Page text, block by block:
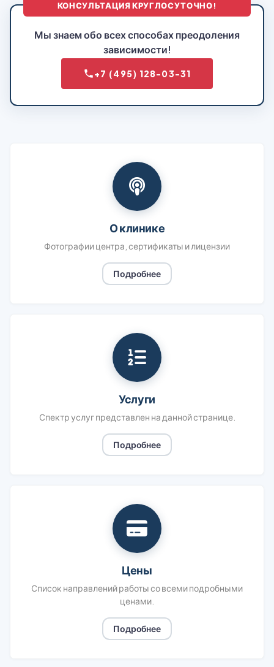
КОНСУЛЬТАЦИЯ КРУГЛОСУТОЧНО!
Мы знаем обо всех способах преодоления
зависимости!
+7 (495) 128-03-31
О клинике
Фотографии центра, сертификаты и лицензии
Подробнее
Услуги
Спектр услуг представлен на данной странице.
Подробнее
Цены
Список направлений работы со всеми подробными
ценами.
Подробнее